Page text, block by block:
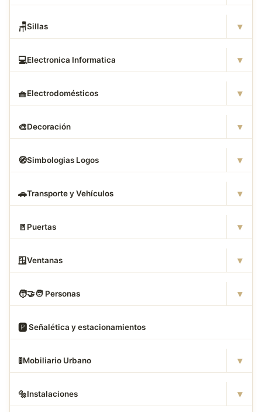
🪑Sillas ▾
💻Electronica Informatica ▾
🧺Electrodomésticos ▾
🎨Decoración ▾
🧭Simbologias Logos ▾
🚗Transporte y Vehículos ▾
🚪 Puertas ▾
🪟Ventanas ▾
🧑‍🤝‍🧑 Personas ▾
🅿️ Señalética y estacionamientos
🚦Mobiliario Urbano ▾
🔩Instalaciones ▾